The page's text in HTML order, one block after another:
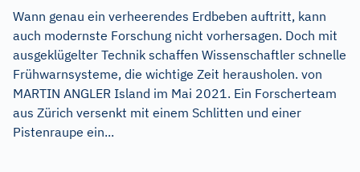
Wann genau ein verheerendes Erdbeben auftritt, kann
auch modernste Forschung nicht vorhersagen. Doch mit
ausgeklügelter Technik schaffen Wissenschaftler schnelle
Frühwarnsysteme, die wichtige Zeit herausholen. von
MARTIN ANGLER Island im Mai 2021. Ein Forscherteam
aus Zürich versenkt mit einem Schlitten und einer
Pistenraupe ein...